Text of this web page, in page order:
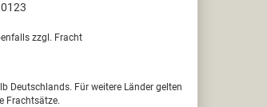
zzgl. Fracht
Deutschlands. Für weitere Länder gelten
Frachtsätze.